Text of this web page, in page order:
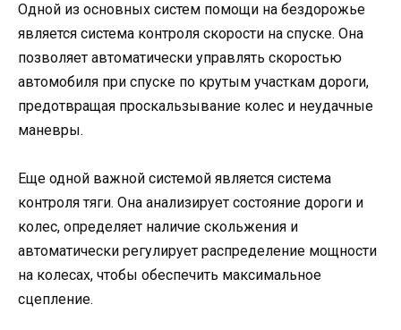
Одной из основных систем помощи на бездорожье
является система контроля скорости на спуске. Она
позволяет автоматически управлять скоростью
автомобиля при спуске по крутым участкам дороги,
предотвращая проскальзывание колес и неудачные
маневры.
Еще одной важной системой является система
контроля тяги. Она анализирует состояние дороги и
колес, определяет наличие скольжения и
автоматически регулирует распределение мощности
на колесах, чтобы обеспечить максимальное
сцепление.